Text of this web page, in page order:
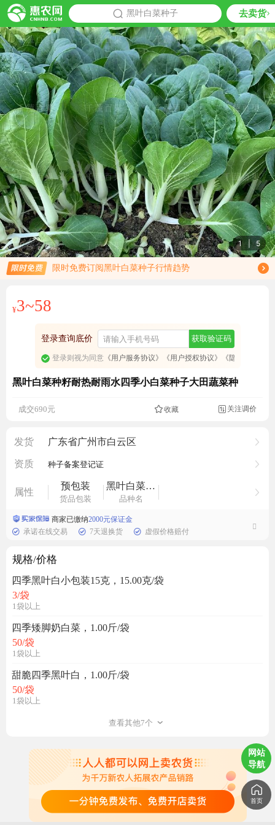
黑叶白菜种子 去卖货
推荐
1 | 5
限时免费订阅黑叶白菜种子行情趋势
免费订阅商品降价通知
¥3~58
登录查询底价 获取验证码
登录则视为同意《用户服务协议》 《用户授权协议》 《隐私政策》
黑叶白菜种籽耐热耐雨水四季小白菜种子大田蔬菜种
成交690元 收藏 关注调价
发货 广东省广州市白云区
资质 种子备案登记证
属性
预包装
货品包装
黑叶白菜种子
品种名
商家已缴纳2000元保证金
承诺在线交易
7天退换货 虚假价格赔付
规格/价格
四季黑叶白小包装15克，15.00克/袋
3/袋
1袋以上
四季矮脚奶白菜，1.00斤/袋
50/袋
1袋以上
甜脆四季黑叶白，1.00斤/袋
50/袋
1袋以上
查看其他7个
网站
导航
首页
发芽率有保证吗？